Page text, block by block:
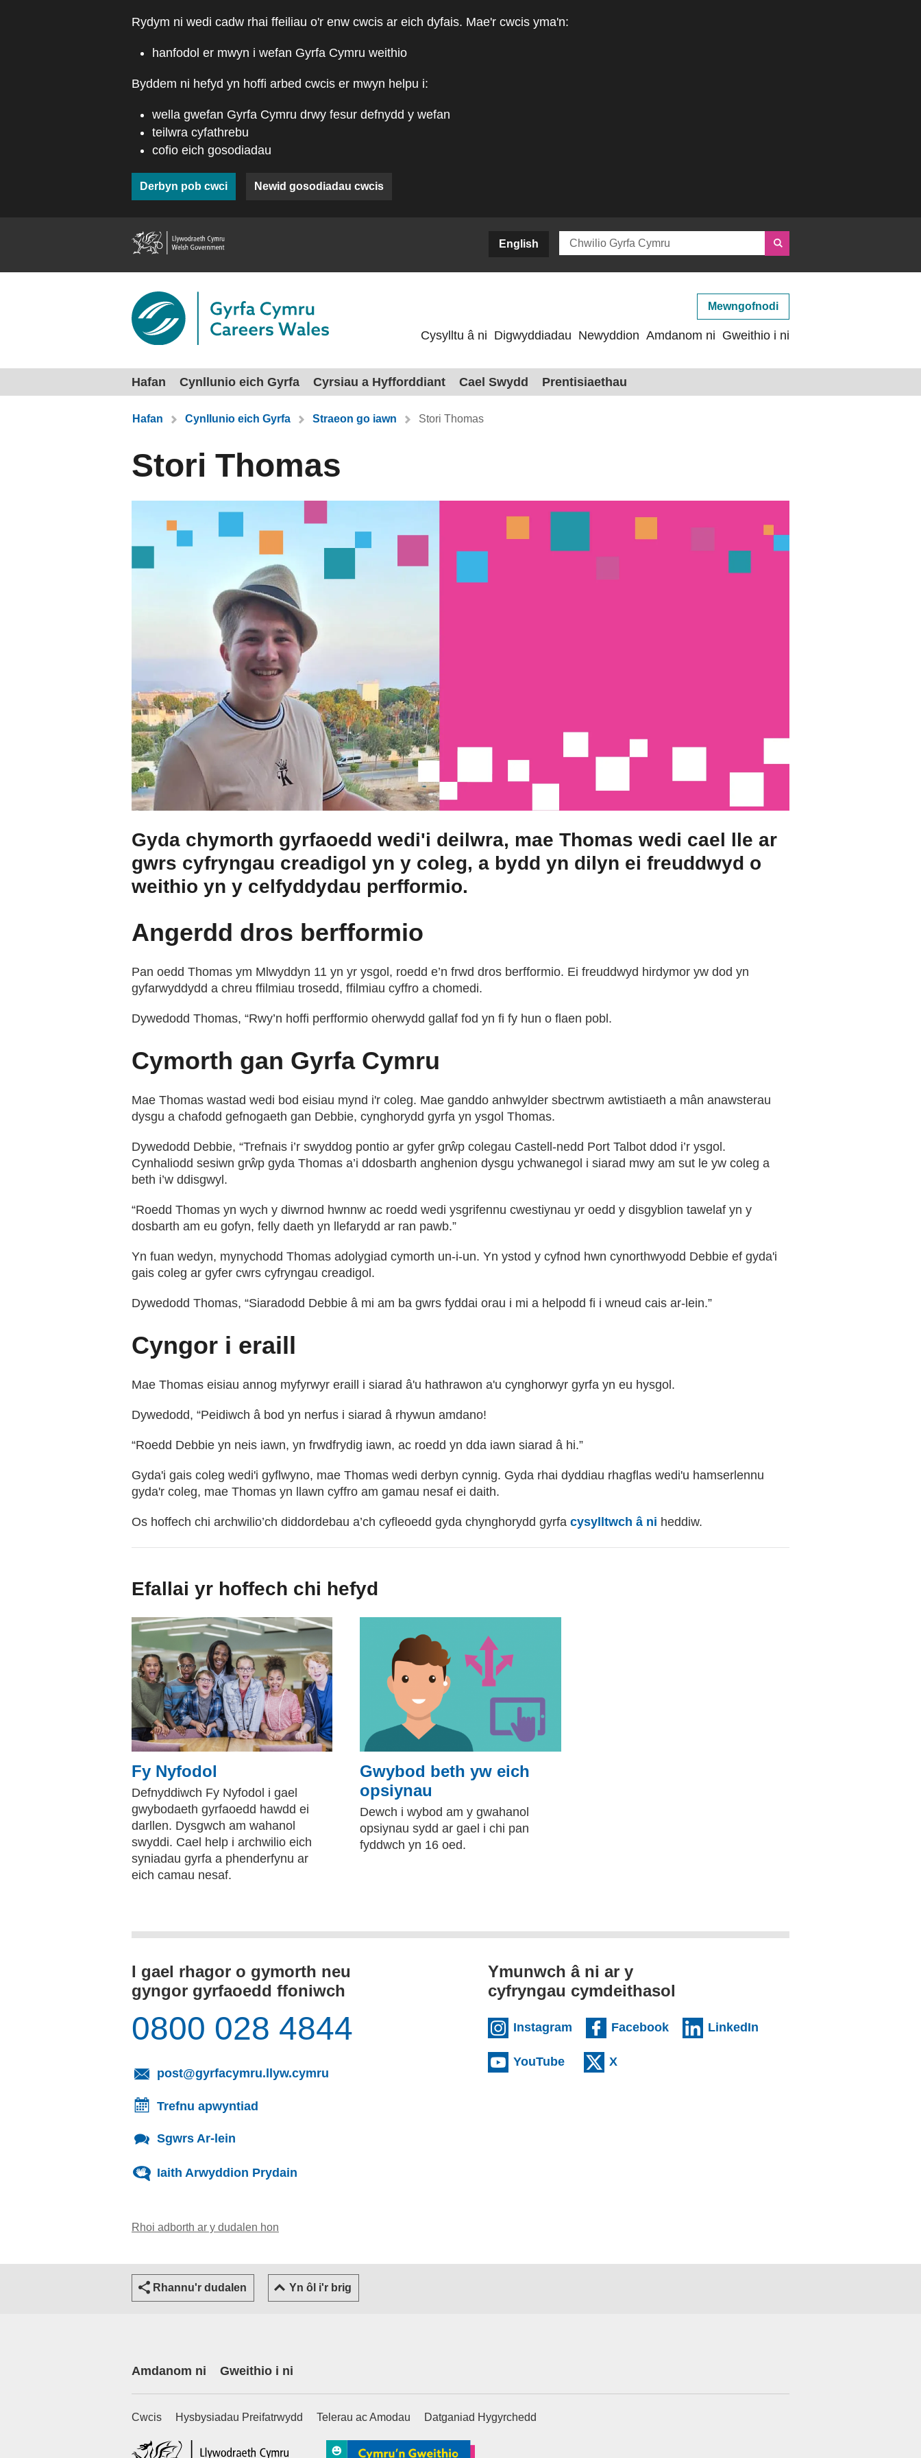
Rydym ni wedi cadw rhai ffeiliau o'r enw cwcis ar eich dyfais. Mae'r cwcis yma'n:
hanfodol er mwyn i wefan Gyrfa Cymru weithio
Byddem ni hefyd yn hoffi arbed cwcis er mwyn helpu i:
wella gwefan Gyrfa Cymru drwy fesur defnydd y wefan
teilwra cyfathrebu
cofio eich gosodiadau
Derbyn pob cwci Newid gosodiadau cwcis
English
Mewngofnodi
Cysylltu â ni Digwyddiadau Newyddion Amdanom ni Gweithio i ni
Hafan Cynllunio eich Gyrfa Cyrsiau a Hyfforddiant Cael Swydd Prentisiaethau
Rydych chi yma:
Hafan Cynllunio eich Gyrfa Straeon go iawn Stori Thomas
Stori Thomas
Gyda chymorth gyrfaoedd wedi'i deilwra, mae Thomas wedi cael lle ar
gwrs cyfryngau creadigol yn y coleg, a bydd yn dilyn ei freuddwyd o
weithio yn y celfyddydau perfformio.
Angerdd dros berfformio
Pan oedd Thomas ym Mlwyddyn 11 yn yr ysgol, roedd e’n frwd dros berfformio. Ei freuddwyd hirdymor yw dod yn
gyfarwyddydd a chreu ffilmiau trosedd, ffilmiau cyffro a chomedi.
Dywedodd Thomas, “Rwy’n hoffi perfformio oherwydd gallaf fod yn fi fy hun o flaen pobl.
Cymorth gan Gyrfa Cymru
Mae Thomas wastad wedi bod eisiau mynd i'r coleg. Mae ganddo anhwylder sbectrwm awtistiaeth a mân anawsterau
dysgu a chafodd gefnogaeth gan Debbie, cynghorydd gyrfa yn ysgol Thomas.
Dywedodd Debbie, “Trefnais i’r swyddog pontio ar gyfer grŵp colegau Castell-nedd Port Talbot ddod i’r ysgol.
Cynhaliodd sesiwn grŵp gyda Thomas a’i ddosbarth anghenion dysgu ychwanegol i siarad mwy am sut le yw coleg a
beth i’w ddisgwyl.
“Roedd Thomas yn wych y diwrnod hwnnw ac roedd wedi ysgrifennu cwestiynau yr oedd y disgyblion tawelaf yn y
dosbarth am eu gofyn, felly daeth yn llefarydd ar ran pawb.”
Yn fuan wedyn, mynychodd Thomas adolygiad cymorth un-i-un. Yn ystod y cyfnod hwn cynorthwyodd Debbie ef gyda'i
gais coleg ar gyfer cwrs cyfryngau creadigol.
Dywedodd Thomas, “Siaradodd Debbie â mi am ba gwrs fyddai orau i mi a helpodd fi i wneud cais ar-lein.”
Cyngor i eraill
Mae Thomas eisiau annog myfyrwyr eraill i siarad â'u hathrawon a'u cynghorwyr gyrfa yn eu hysgol.
Dywedodd, “Peidiwch â bod yn nerfus i siarad â rhywun amdano!
“Roedd Debbie yn neis iawn, yn frwdfrydig iawn, ac roedd yn dda iawn siarad â hi.”
Gyda'i gais coleg wedi'i gyflwyno, mae Thomas wedi derbyn cynnig. Gyda rhai dyddiau rhagflas wedi'u hamserlennu
gyda'r coleg, mae Thomas yn llawn cyffro am gamau nesaf ei daith.
Os hoffech chi archwilio’ch diddordebau a’ch cyfleoedd gyda chynghorydd gyrfa cysylltwch â ni heddiw.
Efallai yr hoffech chi hefyd
Fy Nyfodol
Defnyddiwch Fy Nyfodol i gael
gwybodaeth gyrfaoedd hawdd ei
darllen. Dysgwch am wahanol
swyddi. Cael help i archwilio eich
syniadau gyrfa a phenderfynu ar
eich camau nesaf.
Gwybod beth yw eich
opsiynau
Dewch i wybod am y gwahanol
opsiynau sydd ar gael i chi pan
fyddwch yn 16 oed.
I gael rhagor o gymorth neu
gyngor gyrfaoedd ffoniwch
0800 028 4844
post@gyrfacymru.llyw.cymru
Trefnu apwyntiad
Sgwrs Ar-lein
Iaith Arwyddion Prydain
Ymunwch â ni ar y
cyfryngau cymdeithasol
Instagram (external websiteCY)
Facebook (external websiteCY)
LinkedIn
YouTube (external websiteCY)
X
Rhoi adborth ar y dudalen hon
Rhannu'r dudalen Yn ôl i'r brig
Amdanom ni Gweithio i ni
Cwcis Hysbysiadau Preifatrwydd Telerau ac Amodau Datganiad Hygyrchedd
(external websiteCY)